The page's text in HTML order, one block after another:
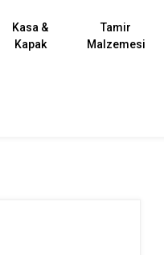
Kasa &
Kapak
Tamir
Malzemesi